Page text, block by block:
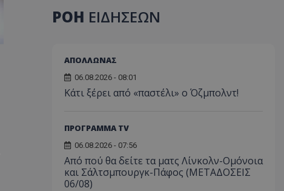
ΡΟΗ ΕΙΔΗΣΕΩΝ
ΑΠΟΛΛΩΝΑΣ
06.08.2026 - 08:01
Κάτι ξέρει από «παστέλι» ο Όζμπολντ!
ΠΡΟΓΡΑΜΜΑ TV
06.08.2026 - 07:56
Από πού θα δείτε τα ματς Λίνκολν-Ομόνοια
και Σάλτσμπουργκ-Πάφος (ΜΕΤΑΔΟΣΕΙΣ
06/08)